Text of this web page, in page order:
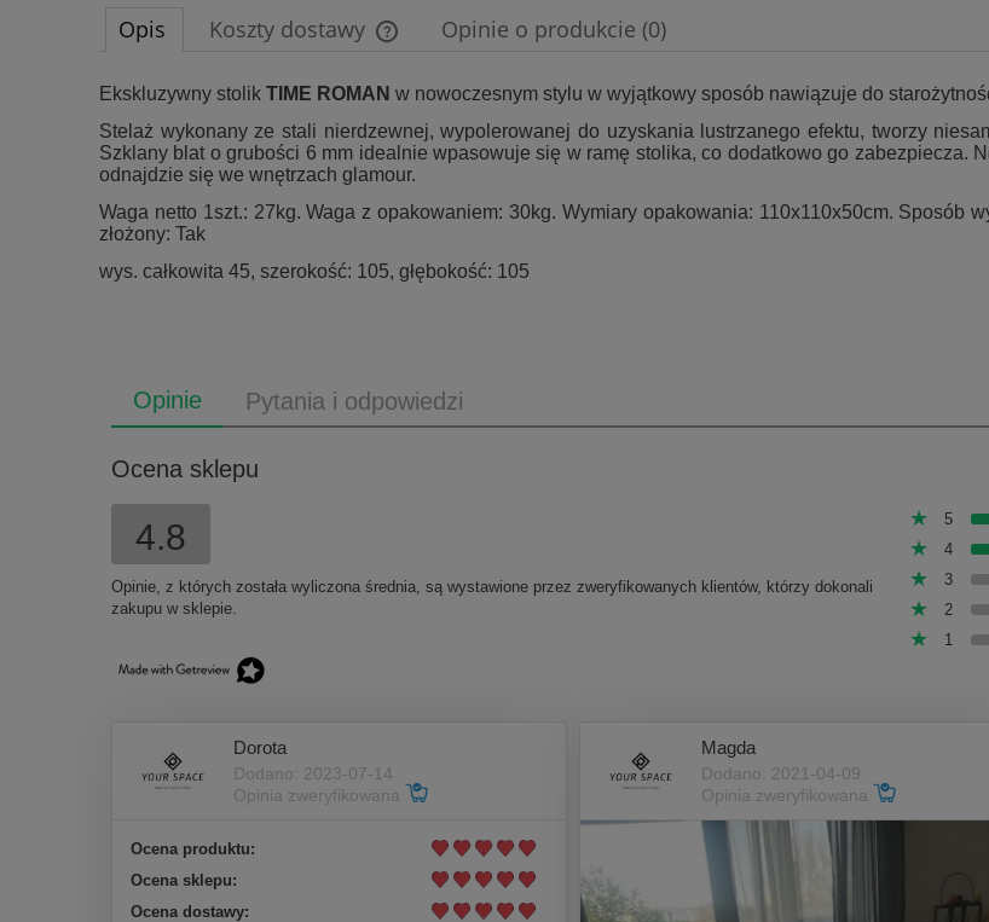
Opis Koszty dostawy
Cena nie zawiera ewentualnych kosztów
Opinie o produkcie (0)
Ekskluzywny stolik TIME ROMAN w nowoczesnym stylu w wyjątkowy sposób nawiązuje do
Stelaż wykonany ze stali nierdzewnej, wypolerowanej do uzyskania lustrzanego efektu, tworzy
Szklany blat o grubości 6 mm idealnie wpasowuje się w ramę stolika, co dodatkowo go zabezpiecza.
odnajdzie się we wnętrzach glamour.
Waga netto 1szt.: 27kg. Waga z opakowaniem: 30kg. Wymiary opakowania: 110x110x50cm. Sposób
złożony: Tak
wys. całkowita 45, szerokość: 105, głębokość: 105
Opinie Pytania i odpowiedzi
Ocena sklepu
4.8
Opinie, z których została wyliczona średnia, są wystawione przez zweryfikowanych klientów, którzy dokonali
zakupu w sklepie.
5
4
3
2
1
Dorota
Dodano: 2023-07-14
Opinia zweryfikowana
Ocena produktu:
Ocena sklepu:
Ocena dostawy:
Magda
Dodano: 2021-04-09
Opinia zweryfikowana